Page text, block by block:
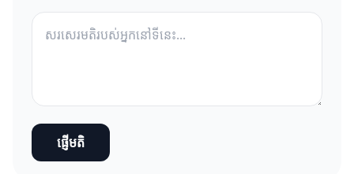
ផ្ញើមតិ